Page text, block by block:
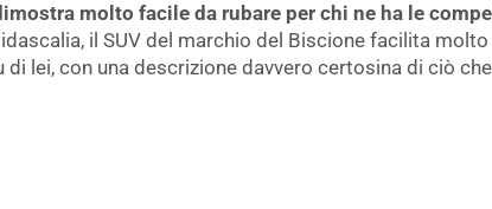
molto facile da rubare per chi ne ha le
il SUV del marchio del Biscione facilita
di lei, con una descrizione davvero certosina di ciò